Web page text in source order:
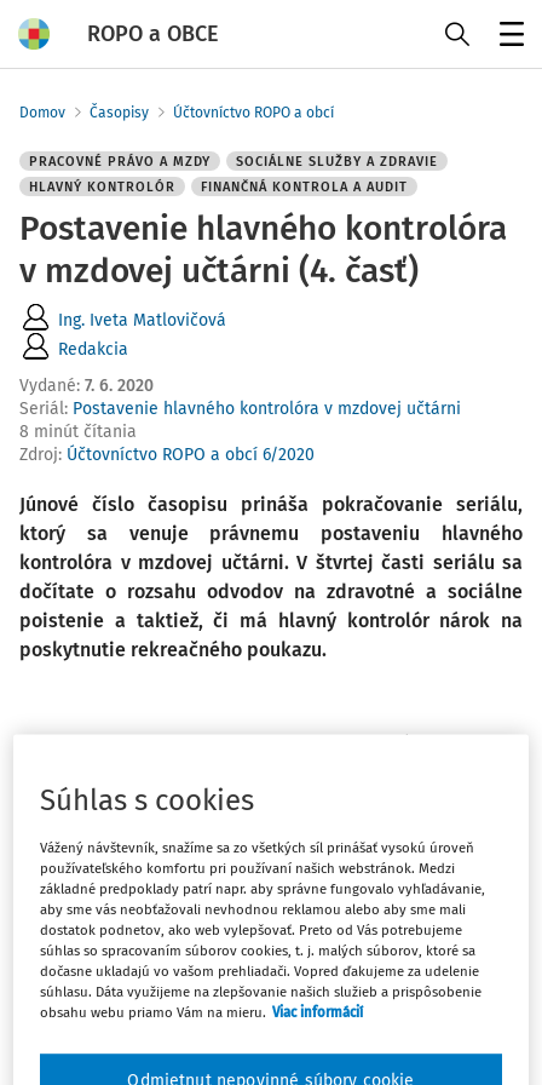
ROPO a OBCE
Domov Časopisy Účtovníctvo ROPO a obcí
PRACOVNÉ PRÁVO A MZDY
SOCIÁLNE SLUŽBY A ZDRAVIE
HLAVNÝ KONTROLÓR
FINANČNÁ KONTROLA A AUDIT
Postavenie hlavného kontrolóra
v mzdovej učtárni (4. časť)
Ing. Iveta Matlovičová
Redakcia
Vydané: 7. 6. 2020
Seriál: Postavenie hlavného kontrolóra v mzdovej učtárni
8 minút čítania
Zdroj: Účtovníctvo ROPO a obcí 6/2020
Júnové číslo časopisu prináša pokračovanie seriálu,
ktorý sa venuje právnemu postaveniu hlavného
kontrolóra v mzdovej učtárni. V štvrtej časti seriálu sa
dočítate o rozsahu odvodov na zdravotné a sociálne
poistenie a taktiež, či má hlavný kontrolór nárok na
poskytnutie rekreačného poukazu.
sociálne poistenie
kontrolór považuje za zamestnanca obce, ktorý vykonáva
činnosť, z ktorej mu plynie zdaniteľný príjem zo závislej
činnosti podľa § 5 ods. 1 zákona č. 595/2003 Z. z. o dani z
príjmov v z. n. p. vstupujúci do vymeriavacieho základu na
zdravotné a sociálne poistenie. Uvedené platí bez ohľadu
na skutočnosť, či pracuje na plný alebo skrátený pracovný
zamestnanca do registra:
Súhlas s cookies
Vážený návštevník, snažíme sa zo všetkých síl prinášať vysokú úroveň
používateľského komfortu pri používaní našich webstránok. Medzi
základné predpoklady patrí napr. aby správne fungovalo vyhľadávanie,
aby sme vás neobťažovali nevhodnou reklamou alebo aby sme mali
dostatok podnetov, ako web vylepšovať. Preto od Vás potrebujeme
súhlas so spracovaním súborov cookies, t. j. malých súborov, ktoré sa
dočasne ukladajú vo vašom prehliadači. Vopred ďakujeme za udelenie
súhlasu. Dáta využijeme na zlepšovanie našich služieb a prispôsobenie
obsahu webu priamo Vám na mieru. Viac informácií